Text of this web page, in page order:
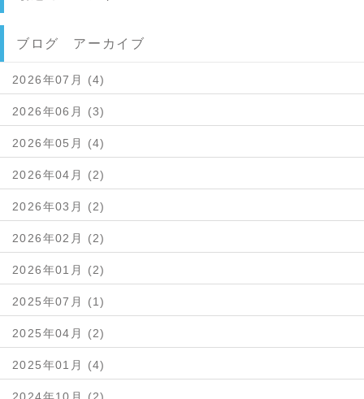
ブログ アーカイブ
2026年07月 (4)
2026年06月 (3)
2026年05月 (4)
2026年04月 (2)
2026年03月 (2)
2026年02月 (2)
2026年01月 (2)
2025年07月 (1)
2025年04月 (2)
2025年01月 (4)